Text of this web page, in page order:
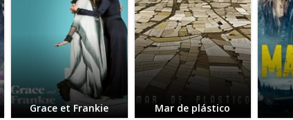
Grace et Frankie Mar de plástico